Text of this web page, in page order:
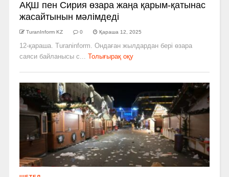
АҚШ пен Сирия өзара жаңа қарым-қатынас
жасайтынын мәлімдеді
TuranInform KZ 0 Қараша 12, 2025
12-қараша. Turaninform. Ондаған жылдардан бері өзара
саяси байланысы с...
Толығырақ оқу